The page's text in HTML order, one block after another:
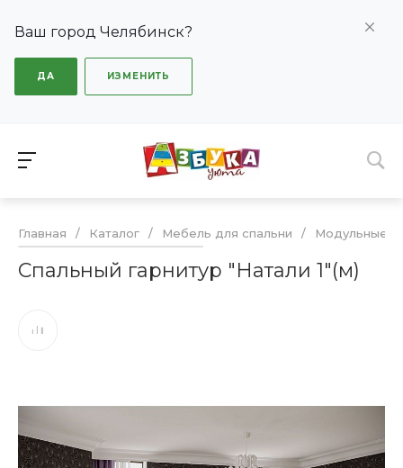
Ваш город Челябинск?
ДА ИЗМЕНИТЬ
Главная / Каталог / Мебель для спальни / Модульные
Спальный гарнитур "Натали 1"(м)